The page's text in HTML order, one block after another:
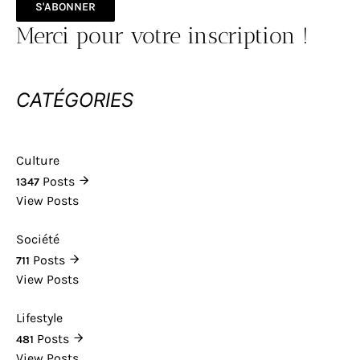
S'ABONNER
Merci pour votre inscription !
CATÉGORIES
Culture
1347 Posts
View Posts
Société
711 Posts
View Posts
Lifestyle
481 Posts